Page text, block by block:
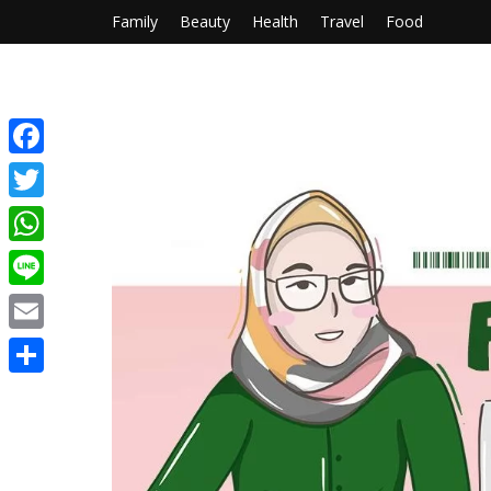
Family Beauty Health Travel Food
Facebook
Twitter
WhatsApp
Line
Email